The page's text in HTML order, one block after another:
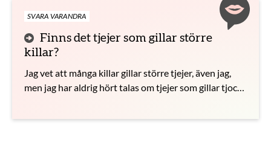
SVARA VARANDRA
Finns det tjejer som gillar större
killar?
Jag vet att många killar gillar större tjejer, även jag,
men jag har aldrig hört talas om tjejer som gillar tjocka